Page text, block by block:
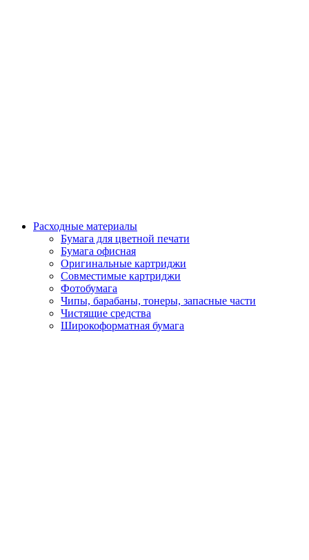
Расходные материалы
Бумага для цветной печати
Бумага офисная
Оригинальные картриджи
Совместимые картриджи
Фотобумага
Чипы, барабаны, тонеры, запасные части
Чистящие средства
Широкоформатная бумага